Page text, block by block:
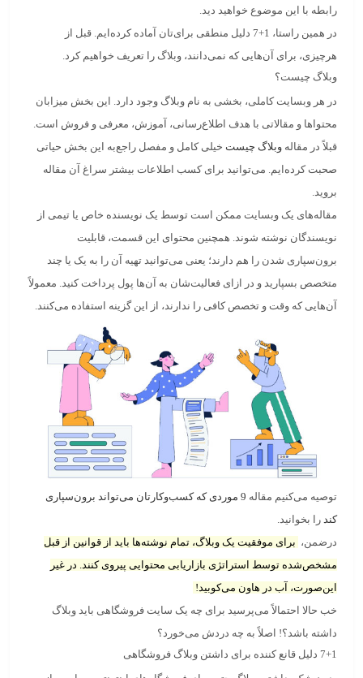
رابطه با این موضوع خواهید دید.
در همین راستا، 1+7 دلیل منطقی برای‌تان آماده کرده‌ایم. قبل از
هرچیزی، برای آن‌هایی که نمی‌دانند، وبلاگ را تعریف خواهیم کرد.
وبلاگ چیست؟
در هر وبسایت کاملی، بخشی به نام وبلاگ وجود دارد. این بخش میزابان
محتواها و مقالاتی با هدف اطلاع‌رسانی، آموزش، معرفی و فروش است.
قبلاً در مقاله وبلاگ چیست خیلی کامل و مفصل راجع‌به این بخش حیاتی
صحبت کرده‌ایم. می‌توانید برای کسب اطلاعات بیشتر سراغ آن مقاله
بروید.
مقاله‌های یک وبسایت ممکن است توسط یک نویسنده خاص یا تیمی از
نویسندگان نوشته شوند. همچنین محتوای این قسمت، قابلیت
برون‌سپاری شدن را هم دارند؛ یعنی می‌توانید تهیه آن را به یک یا چند
متخصص بسپارید و در ازای فعالیت‌شان به آن‌ها پول پرداخت کنید. معمولاً
آن‌هایی که وقت و تخصص کافی را ندارند، از این گزینه استفاده می‌کنند.
توصیه می‌کنیم مقاله
9 موردی که کسب‌وکارتان می‌تواند برون‌سپاری
کند را بخوانید.
درضمن، برای موفقیت یک وبلاگ، تمام نوشته‌ها باید از قوانین از قبل
مشخص‌شده توسط استراتژی بازاریابی محتوایی پیروی کنند. در غیر
این‌صورت، آب در هاون می‌کوبید!
خب حالا احتمالاً می‌پرسید برای چه یک سایت فروشگاهی باید وبلاگ
داشته باشد؟! اصلاً به چه دردش می‌خورد؟
7+1 دلیل قانع کننده برای داشتن وبلاگ فروشگاهی